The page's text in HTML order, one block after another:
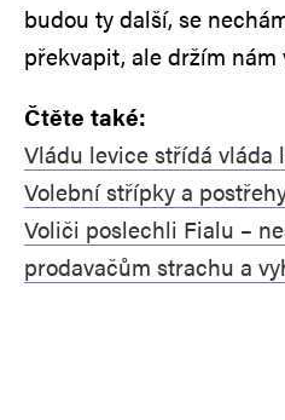
budou ty další, se
překvapit, ale držím nám
Čtěte také:
Vládu levice střídá vláda
Volební střípky a
Voliči poslechli Fialu –
prodavačům strachu a